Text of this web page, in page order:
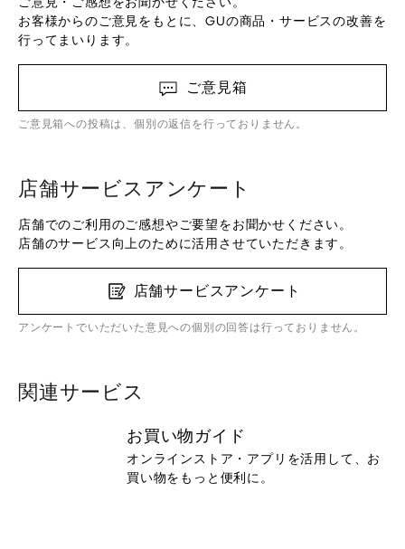
お客様からのご意見をもとに、GUの商品・サービスの改善を
行ってまいります。
ご意見箱
ご意見箱への投稿は、個別の返信を行っておりません。
店舗サービスアンケート
店舗でのご利用のご感想やご要望をお聞かせください。
店舗のサービス向上のために活用させていただきます。
店舗サービスアンケート
アンケートでいただいた意見への個別の回答は行っておりません。
関連サービス
お買い物ガイド
オンラインストア・アプリを活用して、お
買い物をもっと便利に。